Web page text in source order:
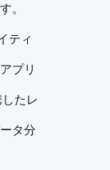
。
ティ
プリ
たレ
タ分